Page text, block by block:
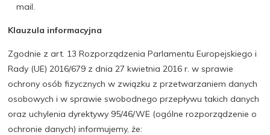
mail.
Klauzula informacyjna
Zgodnie z art. 13 Rozporządzenia Parlamentu Europejskiego i
Rady (UE) 2016/679 z dnia 27 kwietnia 2016 r. w sprawie
ochrony osób fizycznych w związku z przetwarzaniem danych
osobowych i w sprawie swobodnego przepływu takich danych
oraz uchylenia dyrektywy 95/46/WE (ogólne rozporządzenie o
ochronie danych) informujemy, że: